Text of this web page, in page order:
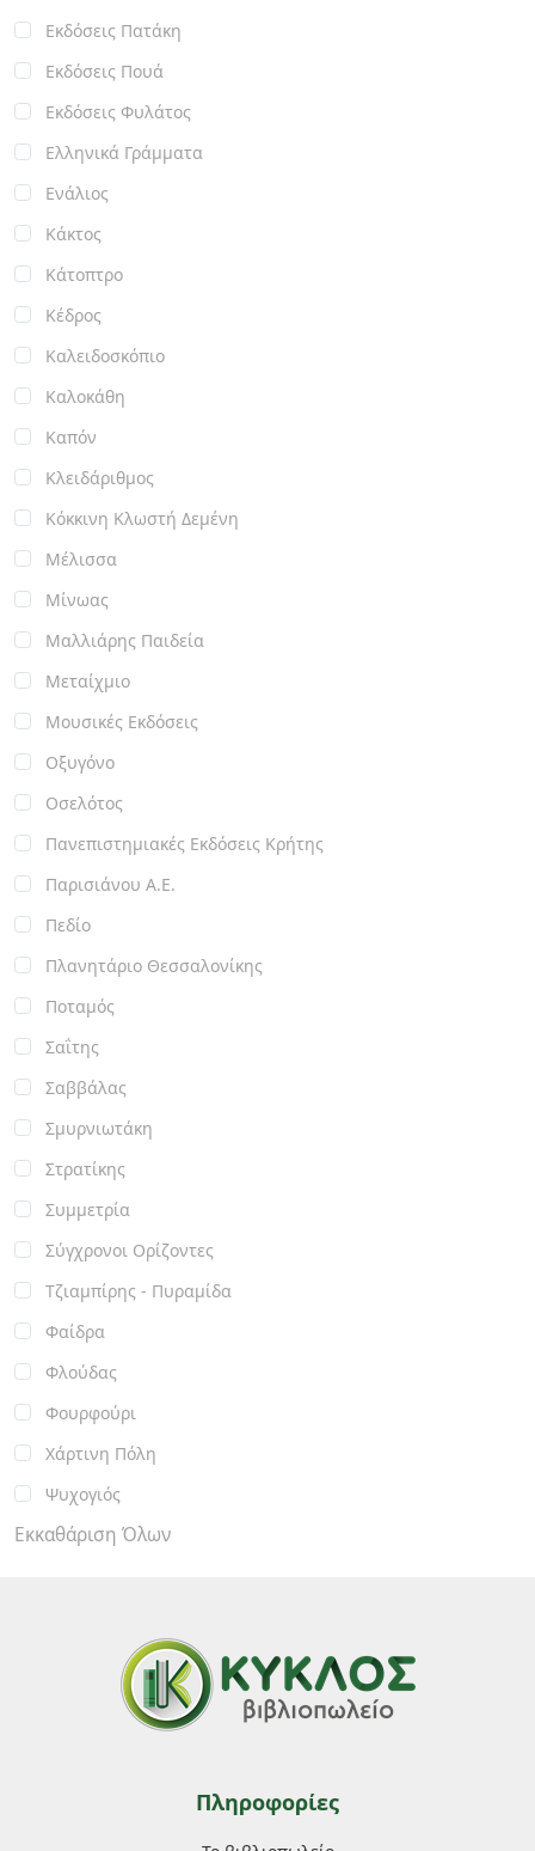
Εκδόσεις Πατάκη
Εκδόσεις Πουά
Εκδόσεις Φυλάτος
Ελληνικά Γράμματα
Ενάλιος
Κάκτος
Κάτοπτρο
Κέδρος
Καλειδοσκόπιο
Καλοκάθη
Καπόν
Κλειδάριθμος
Κόκκινη Κλωστή Δεμένη
Μέλισσα
Μίνωας
Μαλλιάρης Παιδεία
Μεταίχμιο
Μουσικές Εκδόσεις
Οξυγόνο
Οσελότος
Πανεπιστημιακές Εκδόσεις Κρήτης
Παρισιάνου Α.Ε.
Πεδίο
Πλανητάριο Θεσσαλονίκης
Ποταμός
Σαΐτης
Σαββάλας
Σμυρνιωτάκη
Στρατίκης
Συμμετρία
Σύγχρονοι Ορίζοντες
Τζιαμπίρης - Πυραμίδα
Φαίδρα
Φλούδας
Φουρφούρι
Χάρτινη Πόλη
Ψυχογιός
Εκκαθάριση Όλων
Πληροφορίες